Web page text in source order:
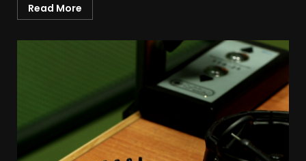
Read More